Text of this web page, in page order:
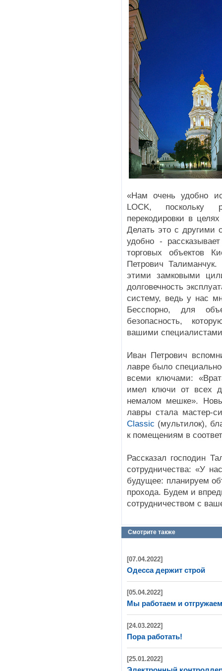
«Нам очень удобно
LOCK, поскольку
перекодировки в
Делать это с другими
удобно -
торговых объектов
Петрович
этими замковыми
долговечность
систему, ведь у нас
Бесспорно, для
безопасность,
вашими
Иван Петрович
лавре было
всеми ключами:
имел ключи от всех
немалом мешке».
лавры стала мастер-
Classic (мультилок),
к помещениям в
Рассказал господин
сотрудничества: «У
будущее: планируем
прохода. Будем и
сотрудничеством с
Смотрите также
[07.04.2022]
Одесса держит строй
[05.04.2022]
Мы работаем и
[24.03.2022]
Пора работать!
[25.01.2022]